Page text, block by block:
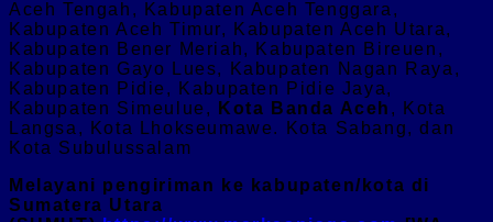
Aceh Tengah, Kabupaten Aceh Tenggara,
Kabupaten Aceh Timur, Kabupaten Aceh Utara,
Kabupaten Bener Meriah, Kabupaten Bireuen,
Kabupaten Gayo Lues, Kabupaten Nagan Raya,
Kabupaten Pidie, Kabupaten Pidie Jaya,
Kabupaten Simeulue,
Kota Banda Aceh , Kota
Langsa, Kota Lhokseumawe. Kota Sabang, dan
Kota Subulussalam
Melayani pengiriman ke kabupaten/kota di
Sumatera Utara